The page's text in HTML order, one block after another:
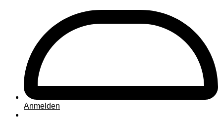
Anmelden